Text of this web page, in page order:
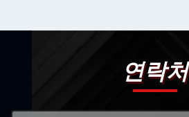
연락처